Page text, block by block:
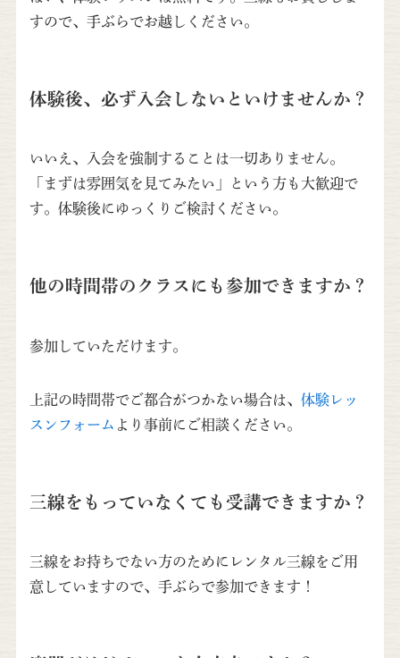
すので、手ぶらでお越しください。
体験後、必ず入会しないといけませんか？
いいえ、入会を強制することは一切ありません。
「まずは雰囲気を見てみたい」という方も大歓迎で
す。体験後にゆっくりご検討ください。
他の時間帯のクラスにも参加できますか？
参加していただけます。
上記の時間帯でご都合がつかない場合は、 体験レッ
スンフォーム より事前にご相談ください。
三線をもっていなくても受講できますか？
三線をお持ちでない方のためにレンタル三線をご用
意していますので、手ぶらで参加できます！